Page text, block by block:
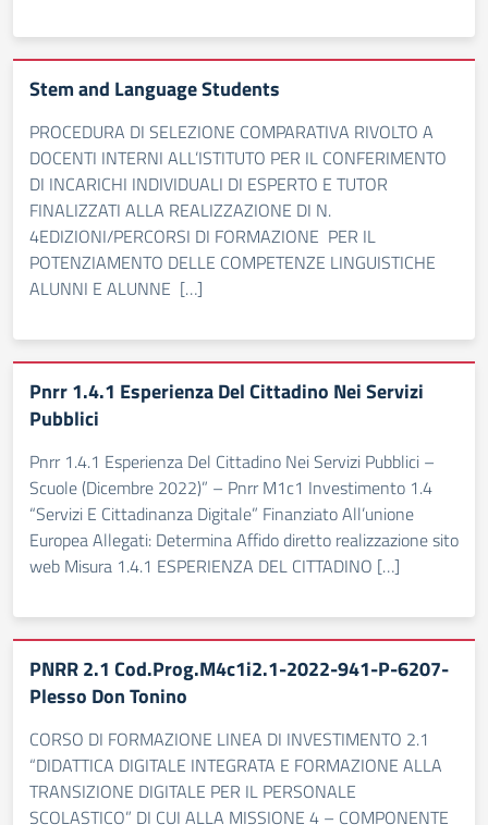
Stem and Language Students
PROCEDURA DI SELEZIONE COMPARATIVA RIVOLTO A
DOCENTI INTERNI ALL’ISTITUTO PER IL CONFERIMENTO
DI INCARICHI INDIVIDUALI DI ESPERTO E TUTOR
FINALIZZATI ALLA REALIZZAZIONE DI N.
4EDIZIONI/PERCORSI DI FORMAZIONE PER IL
POTENZIAMENTO DELLE COMPETENZE LINGUISTICHE
ALUNNI E ALUNNE […]
Pnrr 1.4.1 Esperienza Del Cittadino Nei Servizi
Pubblici
Pnrr 1.4.1 Esperienza Del Cittadino Nei Servizi Pubblici –
Scuole (Dicembre 2022)” – Pnrr M1c1 Investimento 1.4
“Servizi E Cittadinanza Digitale” Finanziato All’unione
Europea Allegati: Determina Affido diretto realizzazione sito
web Misura 1.4.1 ESPERIENZA DEL CITTADINO […]
PNRR 2.1 Cod.Prog.M4c1i2.1-2022-941-P-6207-
Plesso Don Tonino
CORSO DI FORMAZIONE LINEA DI INVESTIMENTO 2.1
“DIDATTICA DIGITALE INTEGRATA E FORMAZIONE ALLA
TRANSIZIONE DIGITALE PER IL PERSONALE
SCOLASTICO” DI CUI ALLA MISSIONE 4 – COMPONENTE